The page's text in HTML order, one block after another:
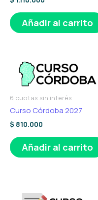
Añadir al carrito
6 cuotas sin interés
Curso Córdoba 2027
$ 810.000
Añadir al carrito